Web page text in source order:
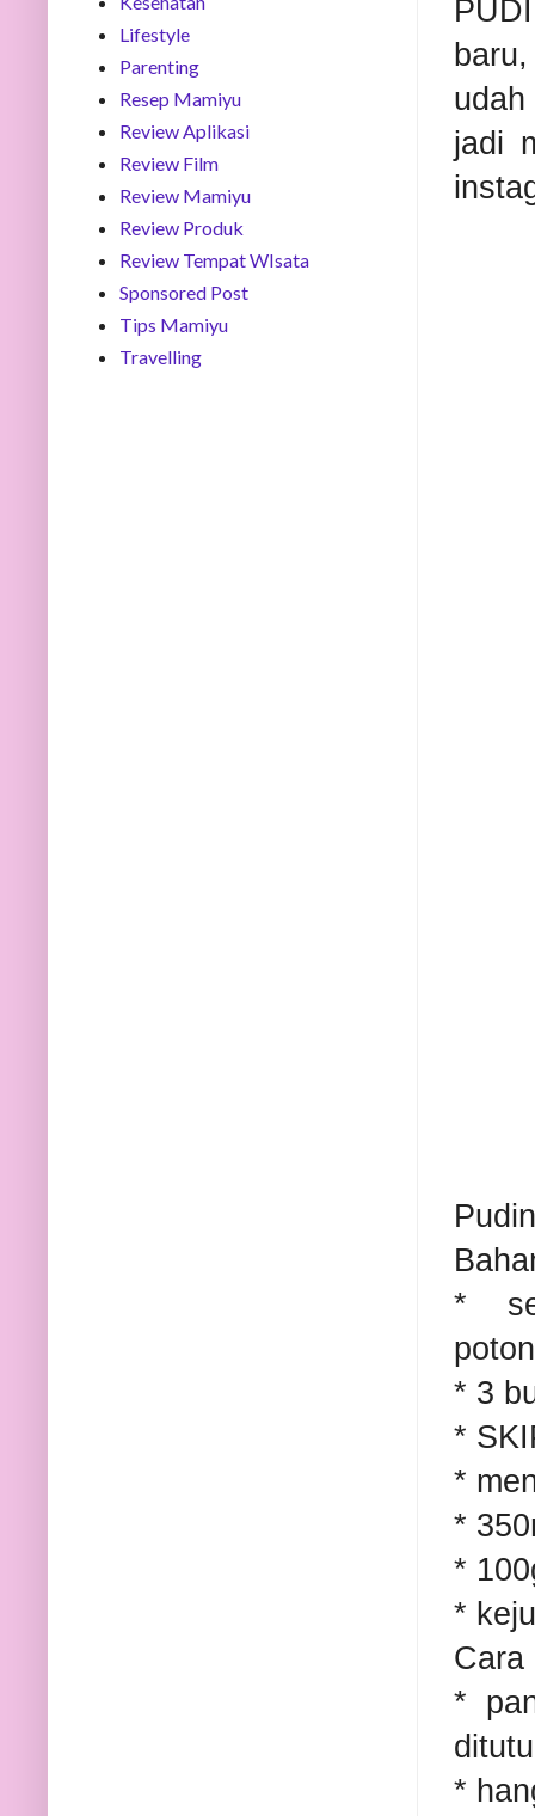
jadi
*
* 3
*
*
*
*
*
Cara
*
*
Lifestyle
Parenting
Resep Mamiyu
Review Aplikasi
Review Film
Review Mamiyu
Review Produk
Review Tempat WIsata
Sponsored Post
Tips Mamiyu
Travelling